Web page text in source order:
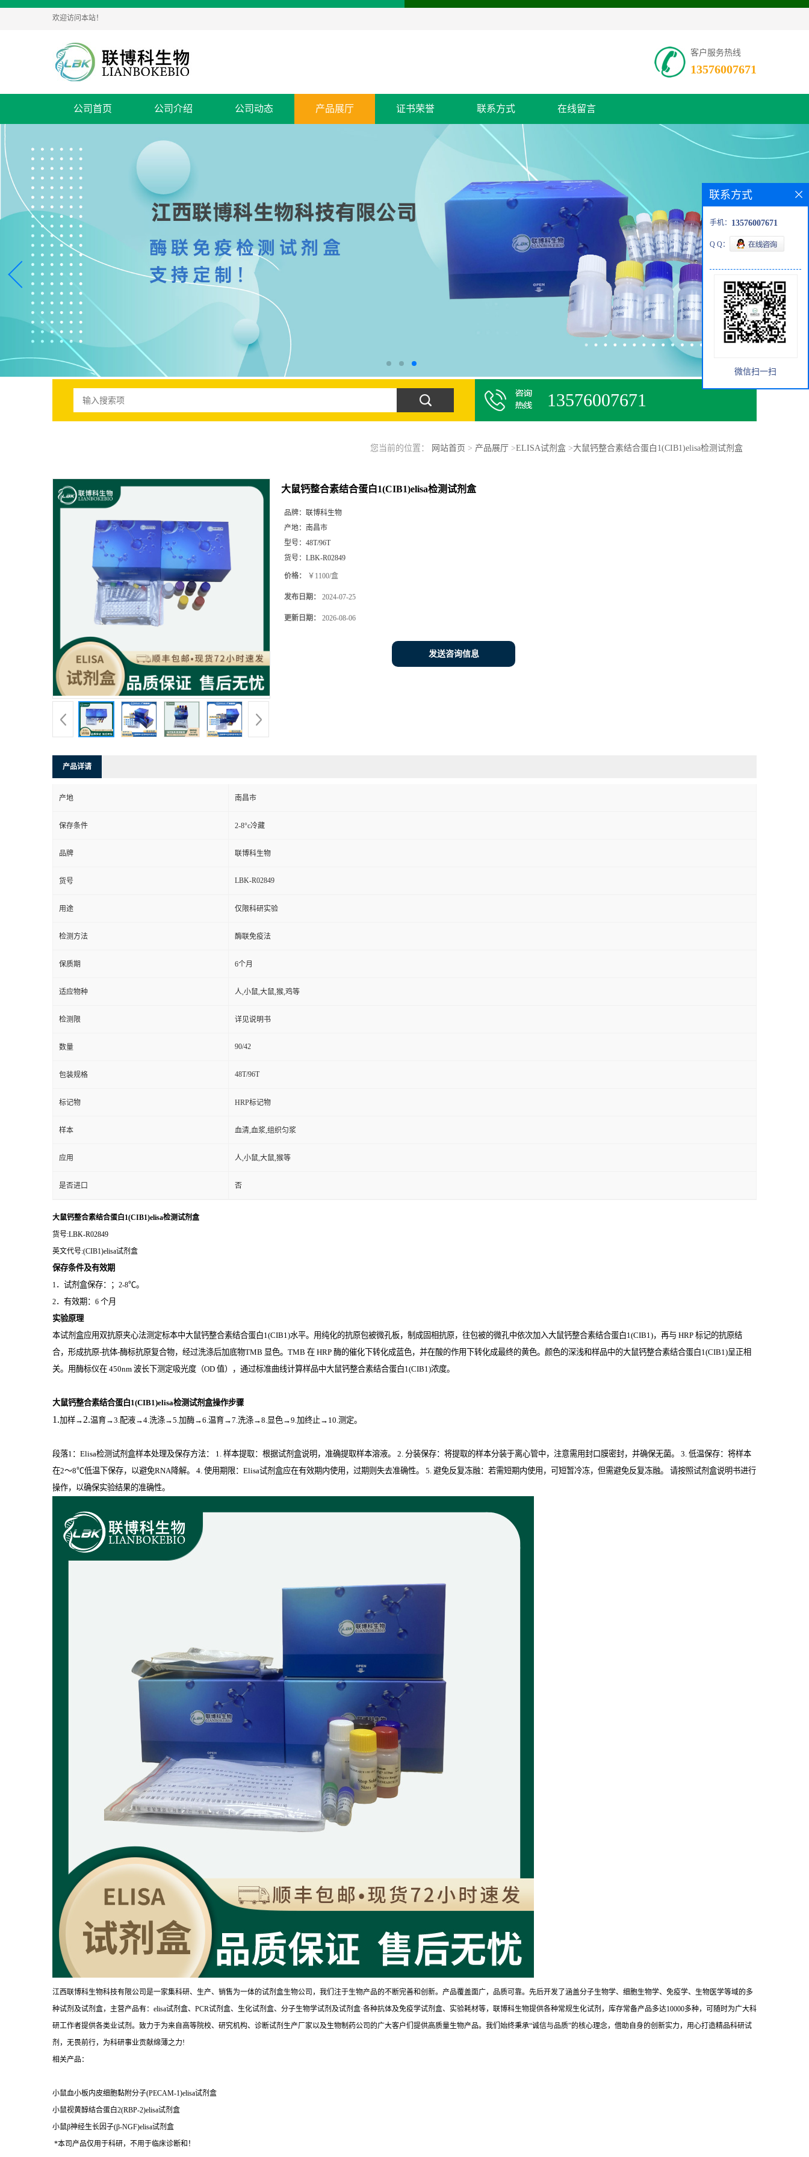
欢迎访问本站！
客户服务热线
13576007671
公司首页 公司介绍 公司动态 产品展厅 证书荣誉 联系方式 在线留言
13576007671
您当前的位置： 网站首页 > 产品展厅 >ELISA试剂盒>大鼠钙整合素结合蛋白1(CIB1)elisa检测试剂盒
大鼠钙整合素结合蛋白1(CIB1)elisa检测试剂盒
品牌： 联博科生物
产地： 南昌市
型号： 48T/96T
货号： LBK-R02849
价格： ￥1100/盒
发布日期： 2024-07-25
更新日期： 2026-08-06
发送咨询信息
产品详请
产地 南昌市
保存条件 2-8°c冷藏
品牌 联博科生物
货号 LBK-R02849
用途 仅限科研实验
检测方法 酶联免疫法
保质期 6个月
适应物种 人,小鼠,大鼠,猴,鸡等
检测限 详见说明书
数量 90/42
包装规格 48T/96T
标记物 HRP标记物
样本 血清,血浆,组织匀浆
应用 人,小鼠,大鼠,猴等
是否进口 否
大鼠钙整合素结合蛋白1(CIB1)elisa检测试剂盒
货号:LBK-R02849
英文代号:(CIB1)elisa试剂盒
保存条件及有效期
1．试剂盒保存：； 2-8℃。
2．有效期： 6 个月
实验原理
本试剂盒应用双抗原夹心法测定标本中大鼠钙整合素结合蛋白1(CIB1)水平。用纯化的抗原包被微孔板，制成固相抗原，往包被的微孔中依次加入大鼠钙整合素结合蛋白1(CIB1)，再与 HRP 标记的抗原结
合，形成抗原-抗体-酶标抗原复合物，经过洗涤后加底物TMB 显色。 TMB 在 HRP 酶的催化下转化成蓝色，并在酸的作用下转化成最终的黄色。颜色的深浅和样品中的大鼠钙整合素结合蛋白1(CIB1)呈正相
关。用酶标仪在 450nm 波长下测定吸光度（OD 值），通过标准曲线计算样品中大鼠钙整合素结合蛋白1(CIB1)浓度。
大鼠钙整合素结合蛋白1(CIB1)elisa检测试剂盒操作步骤
1.加样→ 2.温育→3.配液→4.洗涤→5.加酶→6.温育→7.洗涤→8.显色→9.加终止→10.测定。
段落1：Elisa检测试剂盒样本处理及保存方法： 1. 样本提取：根据试剂盒说明，准确提取样本溶液。 2. 分装保存：将提取的样本分装于离心管中，注意需用封口膜密封，并确保无菌。 3. 低温保存：将样本
在2～8℃低温下保存，以避免RNA降解。 4. 使用期限：Elisa试剂盒应在有效期内使用，过期则失去准确性。 5. 避免反复冻融：若需短期内使用，可短暂冷冻，但需避免反复冻融。 请按照试剂盒说明书进行
操作，以确保实验结果的准确性。
江西联博科生物科技有限公司是一家集科研、生产、销售为一体的试剂盒生物公司，我们注于生物产品的不断完善和创新。产品覆盖面广，品质可靠。先后开发了涵盖分子生物学、细胞生物学、免疫学、生物医学等域的多
种试剂及试剂盒，主营产品有：elisa试剂盒、PCR试剂盒、生化试剂盒、分子生物学试剂及试剂盒·各种抗体及免疫学试剂盒、实验耗材等，联博科生物提供各种常规生化试剂，库存常备产品多达10000多种，可随时为广大科
研工作者提供各类业试剂。致力于为来自高等院校、研究机构、诊断试剂生产厂家以及生物制药公司的广大客户们提供高质量生物产品。我们始终秉承“诚信与品质”的核心理念，借助自身的创新实力，用心打造精品科研试
剂，无畏前行，为科研事业贡献绵薄之力!
相关产品：
小鼠血小板内皮细胞黏附分子(PECAM-1)elisa试剂盒
小鼠视黄醇结合蛋白2(RBP-2)elisa试剂盒
小鼠β神经生长因子(β-NGF)elisa试剂盒
*本司产品仅用于科研，不用于临床诊断和！
联系方式
手机： 13576007671
Q Q：
微信扫一扫